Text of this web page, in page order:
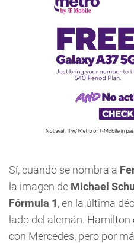
Sí, cuando se nombra a
la imagen de Michael
Fórmula 1, en la última
lado del alemán.
con Mercedes, pero por